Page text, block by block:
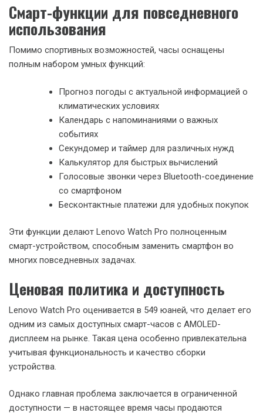
Смарт-функции для повседневного
использования
Помимо спортивных возможностей, часы оснащены
полным набором умных функций:
Прогноз погоды с актуальной информацией о
климатических условиях
Календарь с напоминаниями о важных
событиях
Секундомер и таймер для различных нужд
Калькулятор для быстрых вычислений
Голосовые звонки через Bluetooth-соединение
со смартфоном
Бесконтактные платежи для удобных покупок
Эти функции делают Lenovo Watch Pro полноценным
смарт-устройством, способным заменить смартфон во
многих повседневных задачах.
Ценовая политика и доступность
Lenovo Watch Pro оценивается в 549 юаней, что делает его
одним из самых доступных смарт-часов с AMOLED-
дисплеем на рынке. Такая цена особенно привлекательна
учитывая функциональность и качество сборки
устройства.
Однако главная проблема заключается в ограниченной
доступности — в настоящее время часы продаются